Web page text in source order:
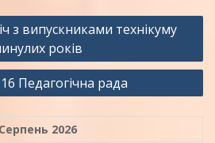
з випускниками технікуму
років
Педагогічна рада
Серпень 2026